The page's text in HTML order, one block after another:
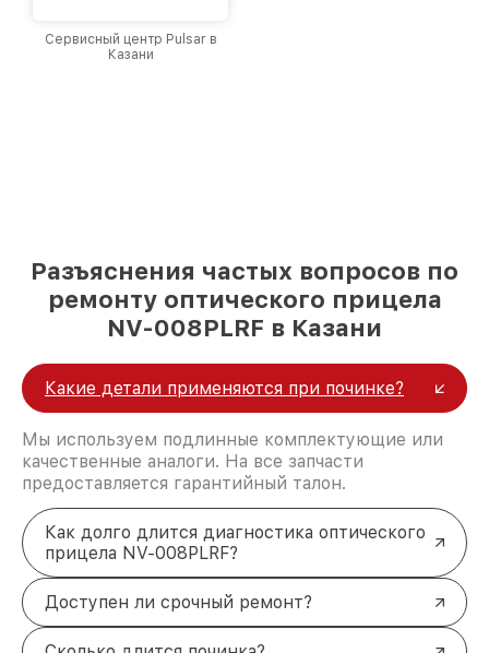
Сервисный центр Pulsar в
Казани
Разъяснения частых вопросов по
ремонту оптического прицела
NV-008PLRF в Казани
Какие детали применяются при починке?
Мы используем подлинные комплектующие или
качественные аналоги. На все запчасти
предоставляется гарантийный талон.
Как долго длится диагностика оптического
прицела NV-008PLRF?
Доступен ли срочный ремонт?